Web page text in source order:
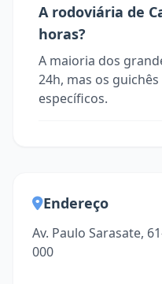
A rodoviária de
horas?
A maioria dos
24h, mas os
específicos.
Endereço
Av. Paulo Sarasate,
000